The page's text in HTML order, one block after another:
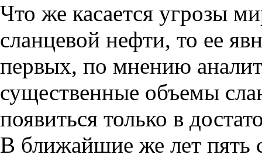
Что же касается угрозы
сланцевой нефти, то ее
первых, по мнению
существенные объемы
появиться только в
В ближайшие же лет пять